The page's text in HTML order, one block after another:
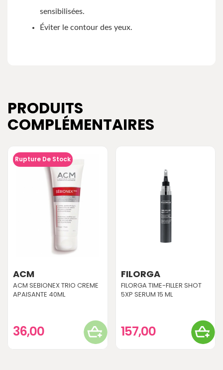
sensibilisées.
Éviter le contour des yeux.
PRODUITS
COMPLÉMENTAIRES
Rupture De Stock
ACM
ACM SEBIONEX TRIO CREME
APAISANTE 40ML
36,00
FILORGA
FILORGA TIME-FILLER SHOT
5XP SERUM 15 ML
157,00